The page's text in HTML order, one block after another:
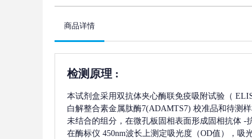
商品详情
检测原理 :
本试剂盒采用双抗体夹心酶联免疫吸附试验（
白解整合素金属肽酶7(ADAMTS7) 校准品和待测
未结合的组分，在微孔板固相表面形成固相抗体 -
在酶标仪 450nm波长上测定吸光度（OD值），吸